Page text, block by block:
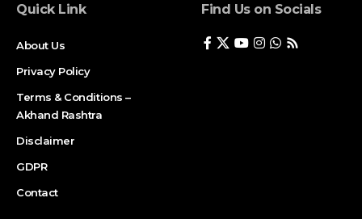
Quick Link
About Us
Privacy Policy
Terms & Conditions –
Akhand Rashtra
Disclaimer
GDPR
Contact
Find Us on Socials